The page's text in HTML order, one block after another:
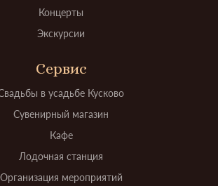
Концерты
Экскурсии
Сервис
в усадьбе Кусково
Сувенирный магазин
Кафе
Лодочная станция
Организация мероприятий